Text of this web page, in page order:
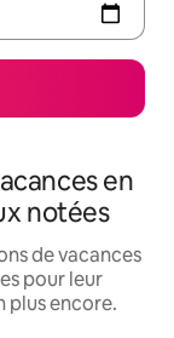
en
notées
de vacances
pour leur
encore.